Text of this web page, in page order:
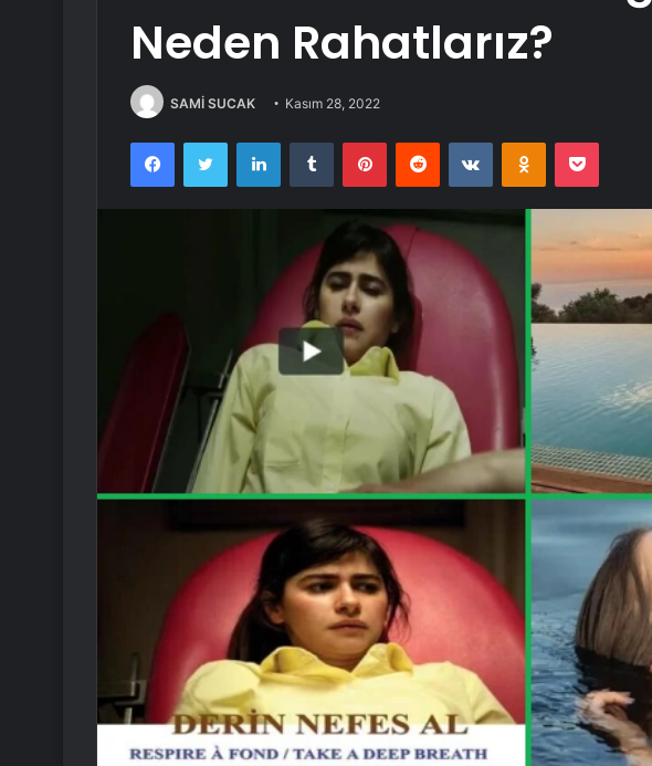
Neden Rahatlarız?
SAMİ SUCAK Kasım 28, 2022
FacebookTwitter LinkedInTumblr PinterestReddit VKontakteOdnoklassniki
Pocket